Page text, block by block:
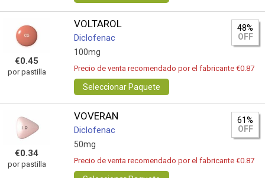
€0.45
por pastilla
VOLTAROL
Diclofenac
100mg
48%
OFF
Precio de venta recomendado por el fabricante €0.87
Seleccionar Paquete
€0.34
por pastilla
VOVERAN
Diclofenac
50mg
61%
OFF
Precio de venta recomendado por el fabricante €0.87